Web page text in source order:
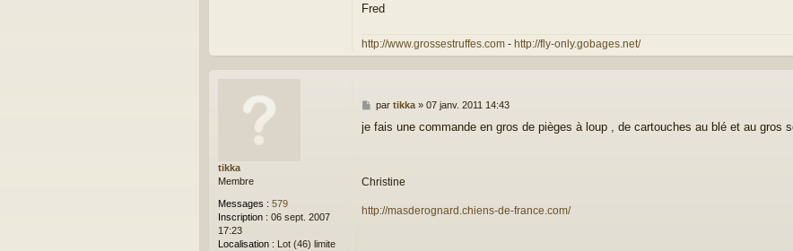
Fred
http://www.grossestruffes.com - http://fly-only.gobages.net/
tikka
Membre
Messages : 579
Inscription : 06 sept. 2007
17:23
Localisation : Lot (46) limite
M
s
e
par tikka» 07 janv. 2011 14:43
je fais une commande en gros de pièges à loup , de cartouches au blé et au gros
Christine
http://masderognard.chiens-de-france.com/